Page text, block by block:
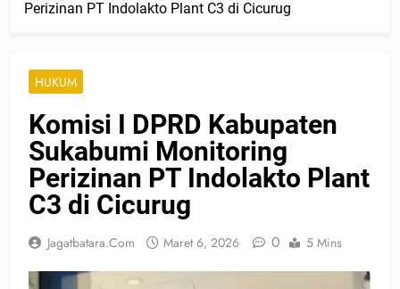
Perizinan PT Indolakto Plant C3 di Cicurug
HUKUM
Komisi I DPRD Kabupaten
Sukabumi Monitoring
Perizinan PT Indolakto Plant
C3 di Cicurug
Jagatbatara.com Maret 6, 2026 0 5 Mins